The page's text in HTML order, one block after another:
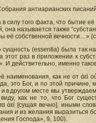
антиарианских
силу того факта, что бытие
называется также
её собственной вечности…»
(essentia) была так
раз в приложении к
И действительно, именно
наименования, как не от
это Бог, и по этой
в другом месте мы
как не то, что Бог
ἀεί [сущая вечно], иными
и из желания выразиться
Господа», 9, 100).